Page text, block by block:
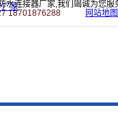
水连接器厂家,我们竭诚为您服
18701876288
网站地图